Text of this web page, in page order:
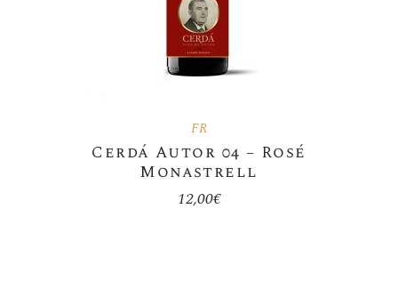
FR
Cerdá Autor 04 – Rosé
Monastrell
12,00€